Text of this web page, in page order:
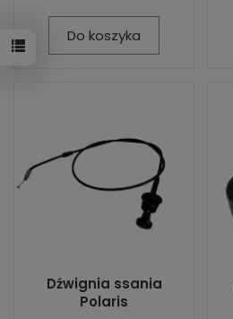
Do koszyka
Dźwignia ssania
Polaris